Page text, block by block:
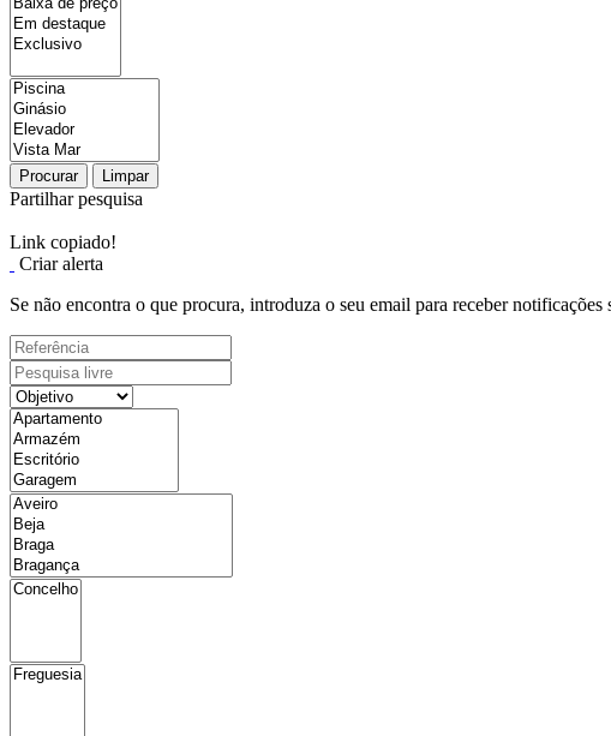
Procurar Limpar
Partilhar pesquisa
Link copiado!
Criar alerta
Se não encontra o que procura, introduza o seu email para receber